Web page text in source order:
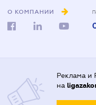
О КОМПАНИИ
Реклама и
на